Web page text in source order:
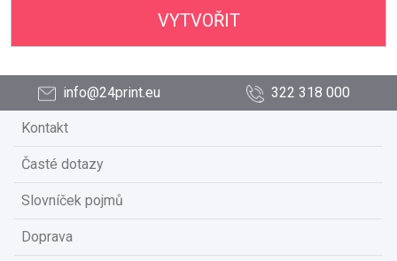
VYTVOŘIT
info@24print.eu 322 318 000
Kontakt
Časté dotazy
Slovníček pojmů
Doprava